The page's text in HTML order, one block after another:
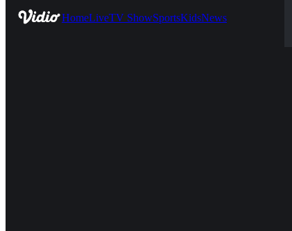
HomeLiveTV ShowSportsKidsNews